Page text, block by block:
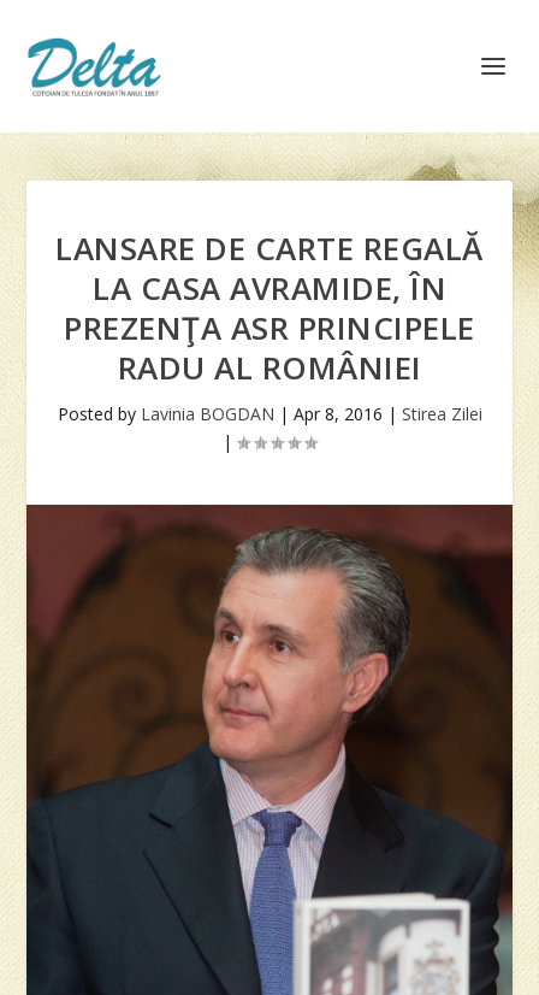
LANSARE DE CARTE REGALĂ
LA CASA AVRAMIDE, ÎN
PREZENŢA ASR PRINCIPELE
RADU AL ROMÂNIEI
Posted by Lavinia BOGDAN | Apr 8, 2016 | Stirea Zilei
|